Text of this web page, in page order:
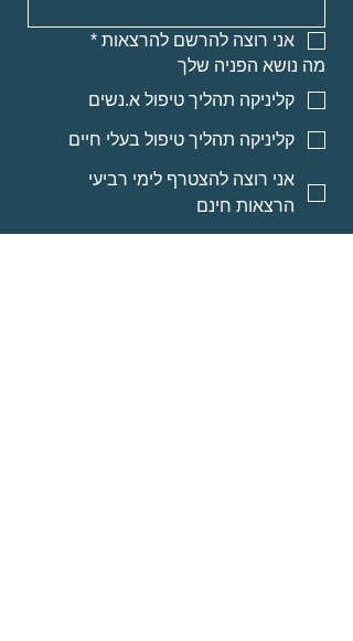
אני רוצה להרשם להרצאות *
מה נושא הפניה שלך
קליניקה תהליך טיפול א.נשים
קליניקה תהליך טיפול בעלי חיים
אני רוצה להצטרף לימי רביעי
הרצאות חינם